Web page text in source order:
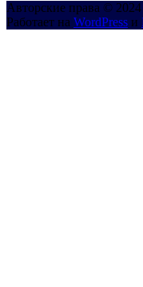
Авторские права ©
Работает на WordPress и